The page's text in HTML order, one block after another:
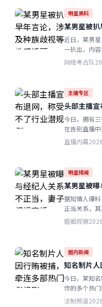
明星黑料
某男星被
近日，某男
一扒出，内
队紧急删除
网络考古队
主播专区
头部主播
今日，拥有
在告别直播
疲无法再坚持...
直播内幕
明星绯闻
某男星被
据知情人爆
正当关系，
分割财产...
婚姻观察
圈内新闻
知名制片
今日，某知
作的多个热
会议评估风险...
法制频道